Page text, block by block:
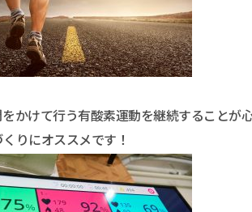
かけて行う有酸素運動を継続することが
りにオススメです！